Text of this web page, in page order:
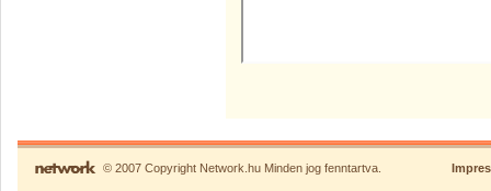
© 2007 Copyright Network.hu Minden jog fenntartva.